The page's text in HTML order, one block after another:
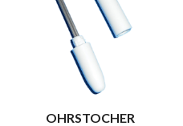
OHRSTOCHER